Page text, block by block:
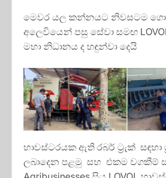
මෙවර යල කන්නයට නිවසටම
අලෙවියෙන් පසු සේවා සමඟ
මහා නිධානය ද හඳුන්වා දෙයි
හාවස්ටරයක ඇති රබර් ට්‍රැක් සඳහා
ලබාදෙන පළමු සහ එකම වගකීම්